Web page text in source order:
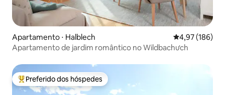
Apartamento ⋅ Halblech 4,97 de uma
4,97 (186)
Apartamento de jardim romântico no Wildbachưch
Entre os melhores preferidos dos hóspedes
Preferido dos hóspedes